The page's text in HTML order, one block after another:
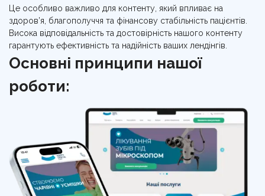
Це особливо важливо для контенту, який впливає на
здоров’я, благополуччя та фінансову стабільність пацієнтів.
Висока відповідальність та достовірність нашого контенту
гарантують ефективність та надійність ваших лендінгів.
Основні принципи нашої
роботи: